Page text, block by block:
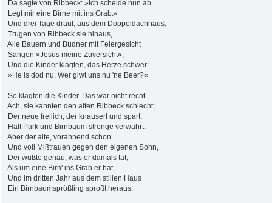
Da sagte von Ribbeck: »Ich scheide nun ab.
Legt mir eine Birne mit ins Grab.«
Und drei Tage drauf, aus dem Doppeldachhaus,
Trugen von Ribbeck sie hinaus,
Alle Bauern und Büdner mit Feiergesicht
Sangen »Jesus meine Zuversicht«,
Und die Kinder klagten, das Herze schwer:
»He is dod nu. Wer giwt uns nu 'ne Beer?«
So klagten die Kinder. Das war nicht recht -
Ach, sie kannten den alten Ribbeck schlecht;
Der neue freilich, der knausert und spart,
Hält Park und Birnbaum strenge verwahrt.
Aber der alte, vorahnend schon
Und voll Mißtrauen gegen den eigenen Sohn,
Der wußte genau, was er damals tat,
Als um eine Birn' ins Grab er bat,
Und im dritten Jahr aus dem stillen Haus
Ein Birnbaumsprößling sproßt heraus.